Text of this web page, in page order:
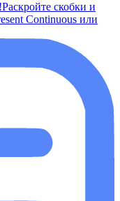
скобки и
Continuous или